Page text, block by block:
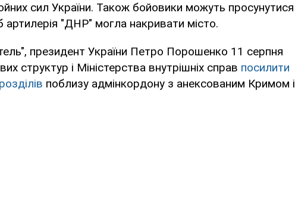
сил України. Також бойовики можуть просунутися
"ДНР" могла накривати місто.
президент України Петро Порошенко 11 серпня
структур і Міністерства внутрішніх справ посилити
поблизу адмінкордону з анексованим Кримом і